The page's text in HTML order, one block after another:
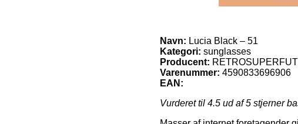
Navn: Lucia Black – 51
Kategori: sunglasses
Producent:
Varenummer: 4590833696906
EAN:
Vurderet til 4.5 ud af 5 stjerner